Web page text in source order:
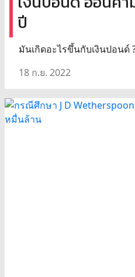
ปี
มันเกิดอะไรขึ้นกับเงินปอนด์
18 ก.ย. 2022